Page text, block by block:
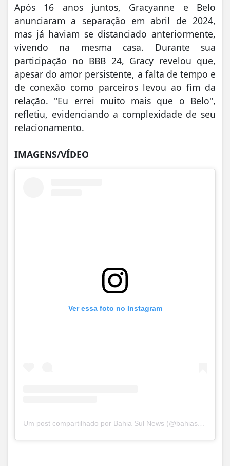
Após 16 anos juntos, Gracyanne e Belo
anunciaram a separação em abril de 2024,
mas já haviam se distanciado anteriormente,
vivendo na mesma casa. Durante sua
participação no BBB 24, Gracy revelou que,
apesar do amor persistente, a falta de tempo e
de conexão como parceiros levou ao fim da
relação. "Eu errei muito mais que o Belo",
refletiu, evidenciando a complexidade de seu
relacionamento.
IMAGENS/VÍDEO
Ver essa foto no Instagram
Um post compartilhado por Bahia Sul News (@bahiasul.news)